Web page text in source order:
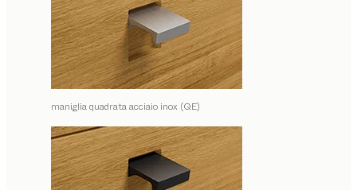
maniglia quadrata acciaio inox (QE)